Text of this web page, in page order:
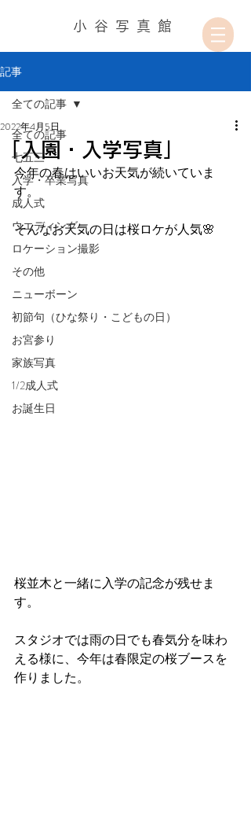
小谷写真館
記事
全ての記事
七五三
入学・卒業写真
成人式
ウエディング
ロケーション撮影
その他
ニューボーン
初節句（ひな祭り・こどもの日）
お宮参り
家族写真
1/2成人式
お誕生日
全ての記事
「入園・入学写真」
2022年4月5日
今年の春はいいお天気が続いていま
す。
そんなお天気の日は桜ロケが人気🌸
桜並木と一緒に入学の記念が残せま
す。
スタジオでは雨の日でも春気分を味わ
える様に、今年は春限定の桜ブースを
作りました。